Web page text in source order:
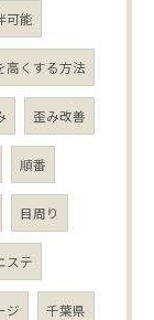
可能
高くする方法
歪み改善
順番
目周り
ステ
ジ 千葉県